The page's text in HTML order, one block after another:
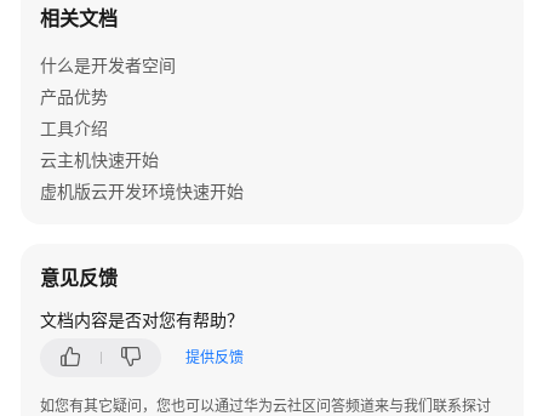
开
动
态
与
公
用
户
指
南
云
相关文档
什么是开发者空间
产品优势
工具介绍
云主机快速开始
虚机版云开发环境快速开始
意见反馈
文档内容是否对您有帮助？
提供反馈
如您有其它疑问，您也可以通过华为云社区问答频道来与我们联系探讨